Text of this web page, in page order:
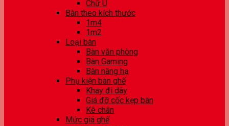
Chữ U
Bàn theo kích thước
1m4
1m2
Loại bàn
Bàn văn phòng
Bàn Gaming
Bàn nâng hạ
Phụ kiện bàn ghế
Khay đi dây
Giá đỡ cốc kẹp bàn
Kê chân
Mức giá ghế